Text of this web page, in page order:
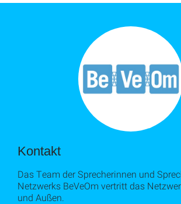
Kontakt
Das Team der Sprecherinnen und
Netzwerks BeVeOm vertritt das
und Außen.